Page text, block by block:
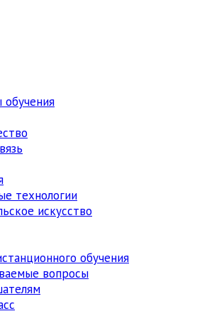
технологии
искусство
обучения
вопросы